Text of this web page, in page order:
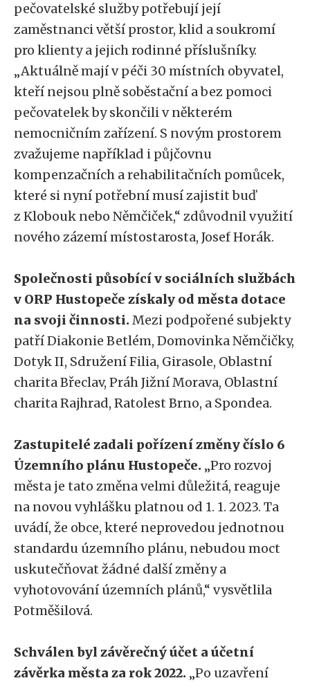
pečovatelské služby potřebují její
zaměstnanci větší prostor, klid a soukromí
pro klienty a jejich rodinné příslušníky.
„Aktuálně mají v péči 30 místních obyvatel,
kteří nejsou plně soběstační a bez pomoci
pečovatelek by skončili v některém
nemocničním zařízení. S novým prostorem
zvažujeme například i půjčovnu
kompenzačních a rehabilitačních pomůcek,
které si nyní potřební musí zajistit buď
z Klobouk nebo Němčiček,“ zdůvodnil využití
nového zázemí místostarosta, Josef Horák.
Společnosti působící v sociálních službách
v ORP Hustopeče získaly od města dotace
na svoji činnosti.Mezi podpořené subjekty
patří Diakonie Betlém, Domovinka Němčičky,
Dotyk II, Sdružení Filia, Girasole, Oblastní
charita Břeclav, Práh Jižní Morava, Oblastní
charita Rajhrad, Ratolest Brno, a Spondea.
Zastupitelé zadali pořízení změny číslo 6
Územního plánu Hustopeče. „Pro rozvoj
města je tato změna velmi důležitá, reaguje
na novou vyhlášku platnou od 1. 1. 2023. Ta
uvádí, že obce, které neprovedou jednotnou
standardu územního plánu, nebudou moct
uskutečňovat žádné další změny a
vyhotovování územních plánů,“ vysvětlila
Potměšilová.
Schválen byl závěrečný účet a účetní
závěrka města za rok 2022. „Po uzavření